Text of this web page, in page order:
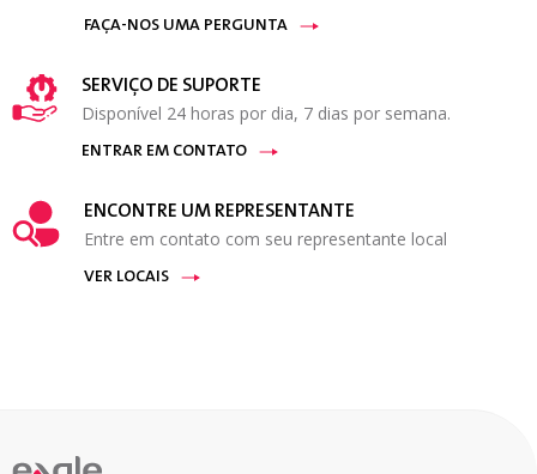
FAÇA-NOS UMA PERGUNTA
SERVIÇO DE SUPORTE
Disponível 24 horas por dia, 7 dias por semana.
ENTRAR EM CONTATO
ENCONTRE UM REPRESENTANTE
Entre em contato com seu representante local
VER LOCAIS